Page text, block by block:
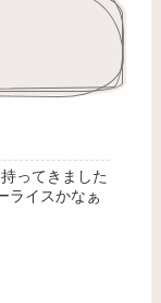
ってきました
ライスかなぁ